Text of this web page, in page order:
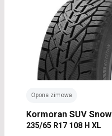
Opona zimowa
Kormoran SUV Snow
235/65 R17 108 H XL